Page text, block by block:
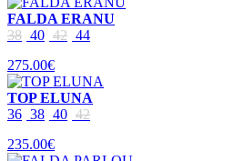
FALDA ERANU
38 40 42 44
275.00€
TOP ELUNA
36 38 40 42
235.00€